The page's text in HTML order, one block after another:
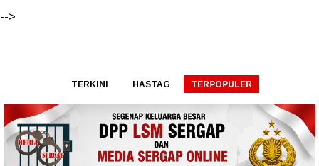
-->
TERKINI HASTAG TERPOPULER